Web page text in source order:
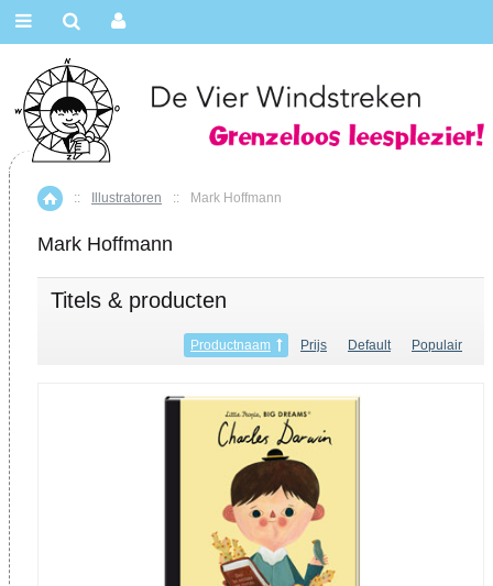
Home
:: Illustratoren :: Mark Hoffmann
Mark Hoffmann
Titels & producten
Productnaam Prijs Default Populair